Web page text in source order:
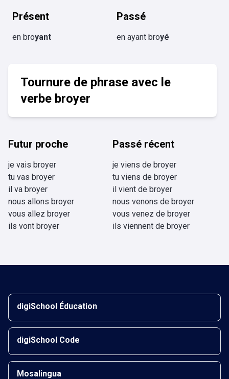
Présent
en broyant
Passé
en ayant broyé
Tournure de phrase avec le
verbe broyer
Futur proche
je vais broyer
tu vas broyer
il va broyer
nous allons broyer
vous allez broyer
ils vont broyer
Passé récent
je viens de broyer
tu viens de broyer
il vient de broyer
nous venons de broyer
vous venez de broyer
ils viennent de broyer
digiSchool Éducation
digiSchool Code
Mosalingua